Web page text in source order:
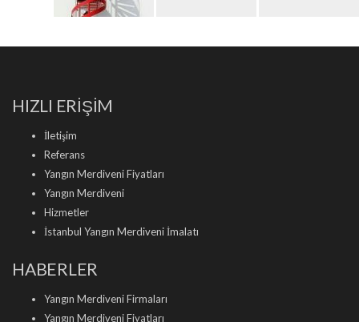
HIZLI ERİŞİM
İletişim
Referans
Yangın Merdiveni Fiyatları
Yangın Merdiveni
Hizmetler
İstanbul Yangın Merdiveni İmalatı
HABERLER
Yangın Merdiveni Firmaları
Yangın Merdiveni Fiyatları